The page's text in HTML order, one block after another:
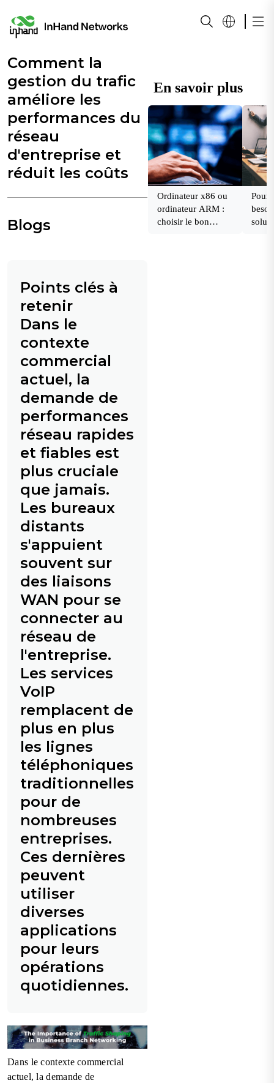
Comment la
gestion du trafic
améliore les
performances du
réseau
d'entreprise et
réduit les coûts
Blogs
Points clés à
retenir
Dans le
contexte
commercial
actuel, la
demande de
performances
réseau rapides
et fiables est
plus cruciale
que jamais.
Les bureaux
distants
s'appuient
souvent sur
des liaisons
WAN pour se
connecter au
réseau de
l'entreprise.
Les services
VoIP
remplacent de
plus en plus
les lignes
téléphoniques
traditionnelles
pour de
nombreuses
entreprises.
Ces dernières
peuvent
utiliser
diverses
applications
pour leurs
opérations
quotidiennes.
Dans le contexte commercial
actuel, la demande de
En savoir plus
Ordinateur x86 ou
ordinateur ARM :
choisir le bon